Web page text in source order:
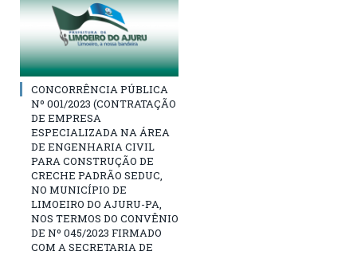
CONCORRÊNCIA PÚBLICA
Nº 001/2023 (CONTRATAÇÃO
DE EMPRESA
ESPECIALIZADA NA ÁREA
DE ENGENHARIA CIVIL
PARA CONSTRUÇÃO DE
CRECHE PADRÃO SEDUC,
NO MUNICÍPIO DE
LIMOEIRO DO AJURU-PA,
NOS TERMOS DO CONVÊNIO
DE Nº 045/2023 FIRMADO
COM A SECRETARIA DE